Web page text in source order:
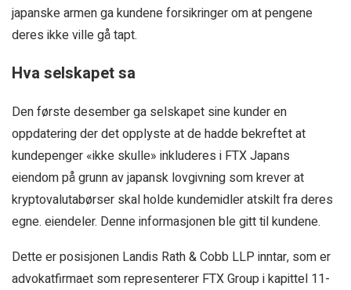
japanske armen ga kundene forsikringer om at pengene
deres ikke ville gå tapt.
Hva selskapet sa
Den første desember ga selskapet sine kunder en
oppdatering der det opplyste at de hadde bekreftet at
kundepenger «ikke skulle» inkluderes i FTX Japans
eiendom på grunn av japansk lovgivning som krever at
kryptovalutabørser skal holde kundemidler atskilt fra deres
egne. eiendeler. Denne informasjonen ble gitt til kundene.
Dette er posisjonen Landis Rath & Cobb LLP inntar, som er
advokatfirmaet som representerer FTX Group i kapittel 11-